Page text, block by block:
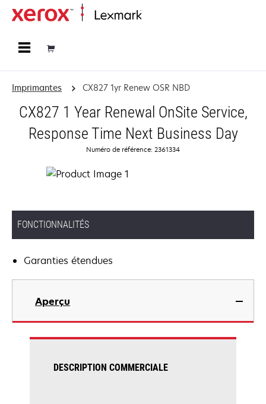
Imprimantes CX827 1yr Renew OSR NBD
CX827 1 Year Renewal OnSite Service,
Response Time Next Business Day
Numéro de référence: 2361334
FONCTIONNALITÉS
Garanties étendues
Aperçu
DESCRIPTION COMMERCIALE